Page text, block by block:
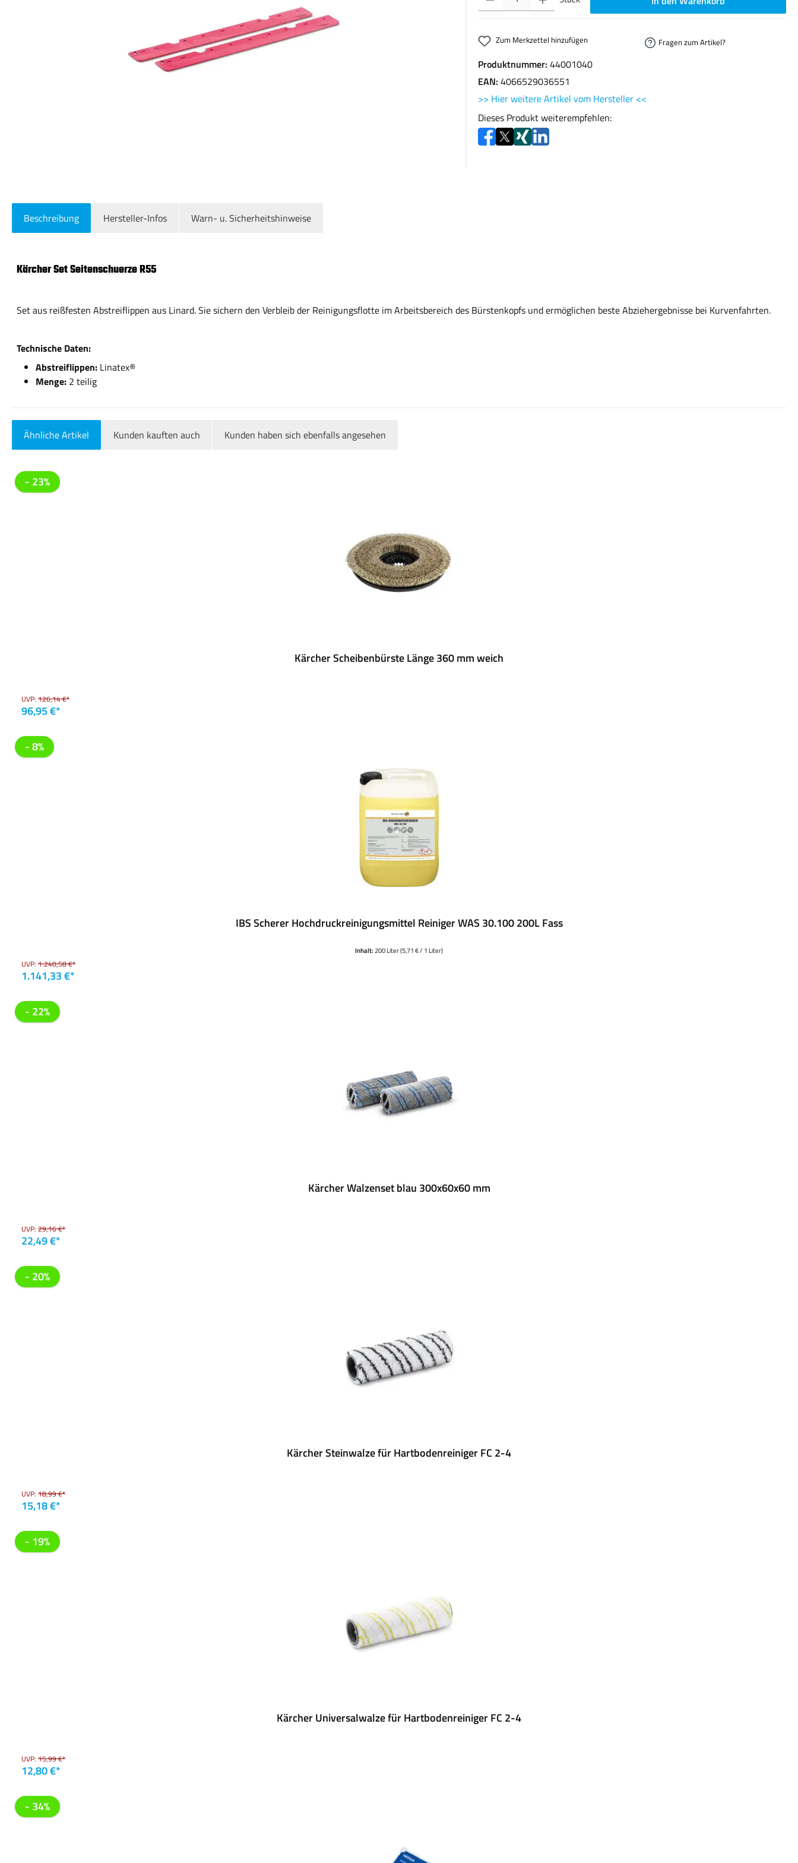
Zum Merkzettel hinzufügen Fragen zum Artikel?
Produktnummer: 44001040
EAN: 4066529036551
>> Hier weitere Artikel vom Hersteller <<
Dieses Produkt weiterempfehlen:
Beschreibung Hersteller-Infos Warn- u. Sicherheitshinweise
Kärcher Set Seitenschuerze R55
Set aus reißfesten Abstreiflippen aus Linard. Sie sichern den Verbleib der Reinigungsflotte im Arbeitsbereich des Bürstenkopfs und ermöglichen beste Abziehergebnisse bei Kurvenfahrten.
Technische Daten:
Abstreiflippen: Linatex®
Menge: 2 teilig
Ähnliche Artikel Kunden kauften auch Kunden haben sich ebenfalls angesehen
Produktgalerie überspringen
- 23%
Kärcher Scheibenbürste Länge 360 mm weich
UVP: 126,14 €*
96,95 €*
- 8%
IBS Scherer Hochdruckreinigungsmittel Reiniger WAS 30.100 200L Fass
Inhalt:200 Liter(5,71 € / 1 Liter)
UVP: 1.240,58 €*
1.141,33 €*
- 22%
Kärcher Walzenset blau 300x60x60 mm
UVP: 29,16 €*
22,49 €*
- 20%
Kärcher Steinwalze für Hartbodenreiniger FC 2-4
UVP: 18,99 €*
15,18 €*
- 19%
Kärcher Universalwalze für Hartbodenreiniger FC 2-4
UVP: 15,99 €*
12,80 €*
- 34%